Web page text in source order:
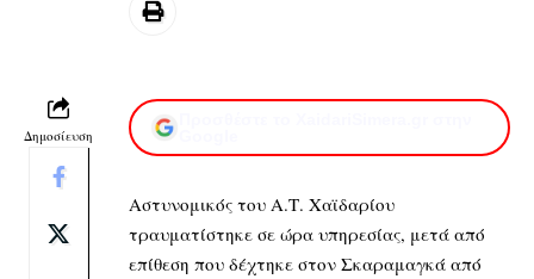
Δημοσίευση
Αστυνομικός του Α.Τ. Χαϊδαρίου
τραυματίστηκε σε ώρα υπηρεσίας, μετά από
επίθεση που δέχτηκε στον Σκαραμαγκά από